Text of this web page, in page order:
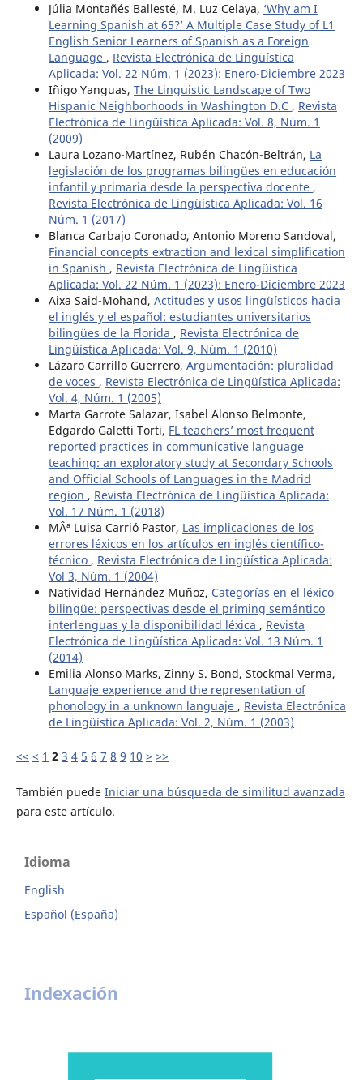
Júlia Montañés Ballesté, M. Luz Celaya, ‘Why am I
Learning Spanish at 65?’ A Multiple Case Study of L1
English Senior Learners of Spanish as a Foreign
Language , Revista Electrónica de Lingüística
Aplicada: Vol. 22 Núm. 1 (2023): Enero-Diciembre 2023
Iñigo Yanguas, The Linguistic Landscape of Two
Hispanic Neighborhoods in Washington D.C , Revista
Electrónica de Lingüística Aplicada: Vol. 8, Núm. 1
(2009)
Laura Lozano-Martínez, Rubén Chacón-Beltrán, La
legislación de los programas bilingües en educación
infantil y primaria desde la perspectiva docente ,
Revista Electrónica de Lingüística Aplicada: Vol. 16
Núm. 1 (2017)
Blanca Carbajo Coronado, Antonio Moreno Sandoval,
Financial concepts extraction and lexical simplification
in Spanish , Revista Electrónica de Lingüística
Aplicada: Vol. 22 Núm. 1 (2023): Enero-Diciembre 2023
Aixa Said-Mohand, Actitudes y usos lingüísticos hacia
el inglés y el español: estudiantes universitarios
bilingües de la Florida , Revista Electrónica de
Lingüística Aplicada: Vol. 9, Núm. 1 (2010)
Lázaro Carrillo Guerrero, Argumentación: pluralidad
de voces , Revista Electrónica de Lingüística Aplicada:
Vol. 4, Núm. 1 (2005)
Marta Garrote Salazar, Isabel Alonso Belmonte,
Edgardo Galetti Torti, FL teachers’ most frequent
reported practices in communicative language
teaching: an exploratory study at Secondary Schools
and Official Schools of Languages in the Madrid
region , Revista Electrónica de Lingüística Aplicada:
Vol. 17 Núm. 1 (2018)
MÂª Luisa Carrió Pastor, Las implicaciones de los
errores léxicos en los artículos en inglés científico-
técnico , Revista Electrónica de Lingüística Aplicada:
Vol 3, Núm. 1 (2004)
Natividad Hernández Muñoz, Categorías en el léxico
bilingüe: perspectivas desde el priming semántico
interlenguas y la disponibilidad léxica , Revista
Electrónica de Lingüística Aplicada: Vol. 13 Núm. 1
(2014)
Emilia Alonso Marks, Zinny S. Bond, Stockmal Verma,
Languaje experience and the representation of
phonology in a unknown languaje , Revista Electrónica
de Lingüística Aplicada: Vol. 2, Núm. 1 (2003)
<< < 1 2 3 4 5 6 7 8 9 10 > >>
También puede Iniciar una búsqueda de similitud avanzada
para este artículo.
Idioma
English
Español (España)
Indexación